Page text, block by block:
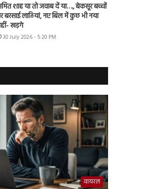
शाह या तो जवाब दें या…., बेकसूर बच्चों
बरसाई लाठियां, नए बिल में कुछ भी नया
खड़गे
30 July 2026 - 5:20 PM
वायरल